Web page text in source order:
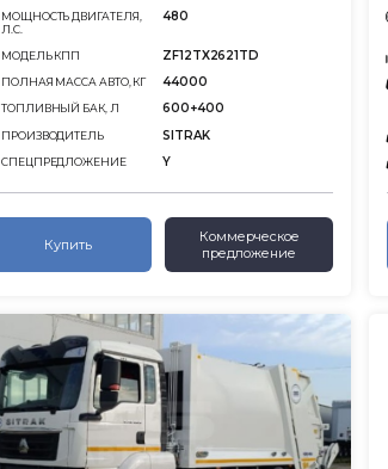
МОЩНОСТЬ ДВИГАТЕЛЯ,
Л.С.
480
МОДЕЛЬ КПП ZF12TX2621TD
ПОЛНАЯ МАССА АВТО, КГ 44000
ТОПЛИВНЫЙ БАК, Л 600+400
ПРОИЗВОДИТЕЛЬ SITRAK
СПЕЦПРЕДЛОЖЕНИЕ Y
Купить
Коммерческое
предложение